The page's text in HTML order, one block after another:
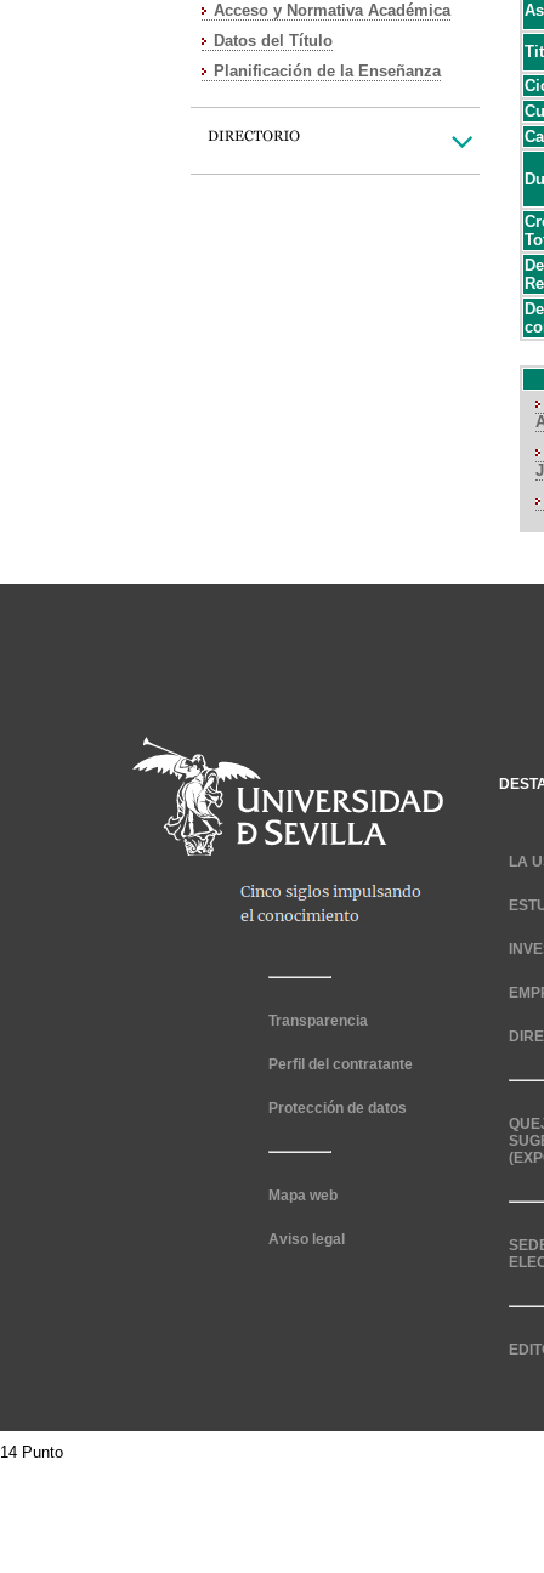
Acceso y Normativa Académica
Datos del Título
Planificación de la Enseñanza
Transparencia
Perfil del contratante
Protección de datos
Mapa web
Aviso legal
LA
14 Punto